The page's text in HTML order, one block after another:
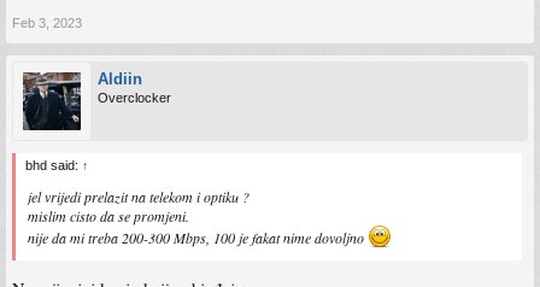
Feb 3, 2023
Aldiin
Overclocker
bhd said: ↑
jel vrijedi prelazit na telekom i optiku ?
mislim cisto da se promjeni.
nije da mi treba 200-300 Mbps, 100 je fakat nime dovoljno